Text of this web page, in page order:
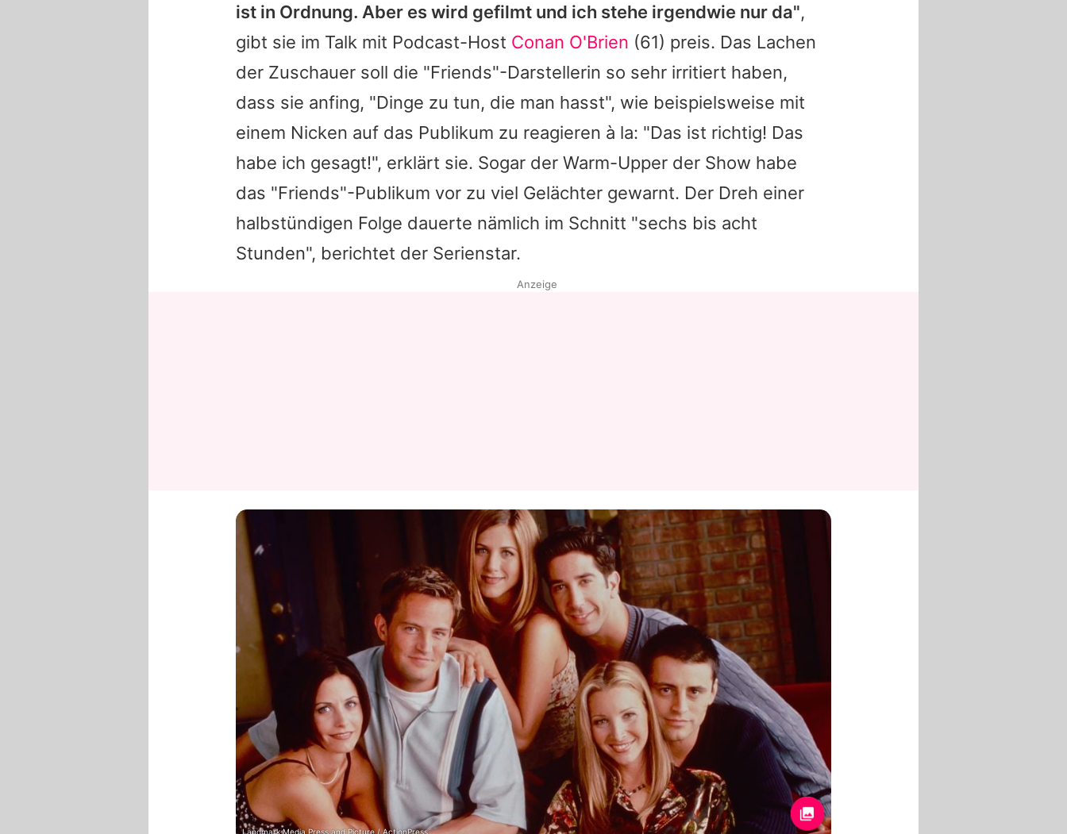
ist in Ordnung. Aber es wird gefilmt und ich stehe irgendwie nur da",
gibt sie im Talk mit Podcast-Host Conan O'Brien (61) preis. Das Lachen
der Zuschauer soll die "Friends"-Darstellerin so sehr irritiert haben,
dass sie anfing, "Dinge zu tun, die man hasst", wie beispielsweise mit
einem Nicken auf das Publikum zu reagieren à la: "Das ist richtig! Das
habe ich gesagt!", erklärt sie. Sogar der Warm-Upper der Show habe
das "Friends"-Publikum vor zu viel Gelächter gewarnt. Der Dreh einer
halbstündigen Folge dauerte nämlich im Schnitt "sechs bis acht
Stunden", berichtet der Serienstar.
Anzeige
Landmark Media Press and Picture / ActionPress